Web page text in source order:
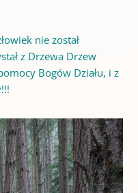
nie został
z Drzewa Drzew
Bogów Działu, i z